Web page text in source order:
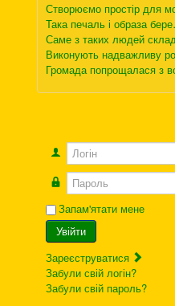
Створюємо простір для
Така печаль і образа
Саме з таких людей
Виконують надважливу
Громада попрощалася з
Логін
Пароль
Запам'ятати мене
Увійти
Зареєструватися
Забули свій логін?
Забули свій пароль?